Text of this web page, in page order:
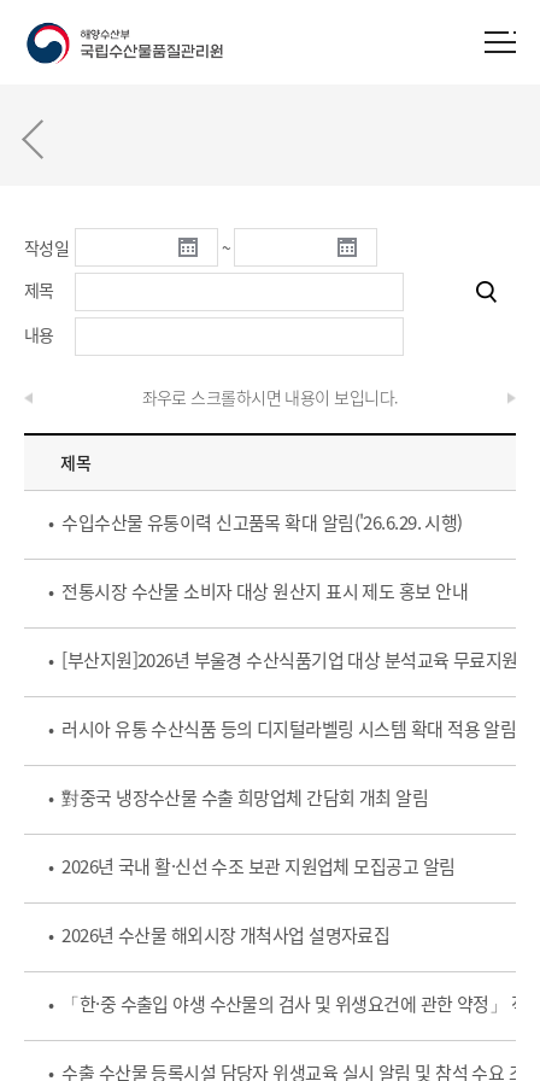
작성일
~
제목
내용
좌우로 스크롤하시면 내용이 보입니다.
제목
• 수입수산물 유통이력 신고품목 확대 알림('26.6.29. 시행)
• 전통시장 수산물 소비자 대상 원산지 표시 제도 홍보 안내
• [부산지원]2026년 부울경 수산식품기업 대상 분석교육 무료지원
• 러시아 유통 수산식품 등의 디지털라벨링 시스템 확대 적용 알림
• 對중국 냉장수산물 수출 희망업체 간담회 개최 알림
• 2026년 국내 활·신선 수조 보관 지원업체 모집공고 알림
• 2026년 수산물 해외시장 개척사업 설명자료집
• 「한·중 수출입 야생 수산물의 검사 및 위생요건에 관한 약정」 적
• 수출 수산물 등록시설 담당자 위생교육 실시 알림 및 참석 수요 조